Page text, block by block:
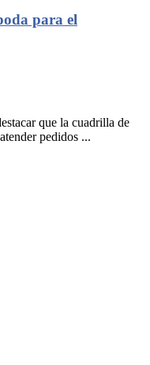
para el
que la cuadrilla de
pedidos ...